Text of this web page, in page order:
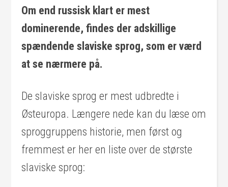
Om end russisk klart er mest
dominerende, findes der adskillige
spændende slaviske sprog, som er værd
at se nærmere på.
De slaviske sprog er mest udbredte i
Østeuropa. Længere nede kan du læse om
sproggruppens historie, men først og
fremmest er her en liste over de største
slaviske sprog: